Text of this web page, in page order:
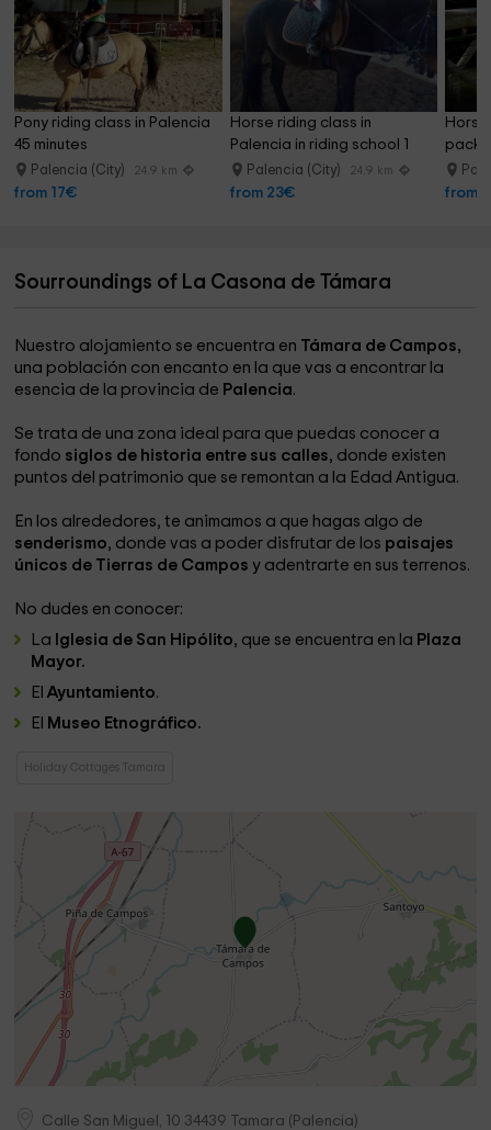
Pony riding class in Palencia
45 minutes
Palencia (City) 24.9 km
from 17€
Horse riding class in
Palencia in riding school 1
hourPalencia (City) 24.9 km
from 23€
pack
from
Sourroundings of La Casona de Támara
Nuestro alojamiento se encuentra en Támara de Campos,
una población con encanto en la que vas a encontrar la
esencia de la provincia de Palencia.
Se trata de una zona ideal para que puedas conocer a
fondo siglos de historia entre sus calles, donde existen
puntos del patrimonio que se remontan a la Edad Antigua.
En los alrededores, te animamos a que hagas algo de
senderismo, donde vas a poder disfrutar de los paisajes
únicos de Tierras de Campos y adentrarte en sus terrenos.
No dudes en conocer:
La Iglesia de San Hipólito, que se encuentra en la Plaza
Mayor.
ElAyuntamiento.
El
Museo Etnográfico.
Holiday Cottages Tamara
Calle San Miguel, 10 34439 Tamara ( Palencia)